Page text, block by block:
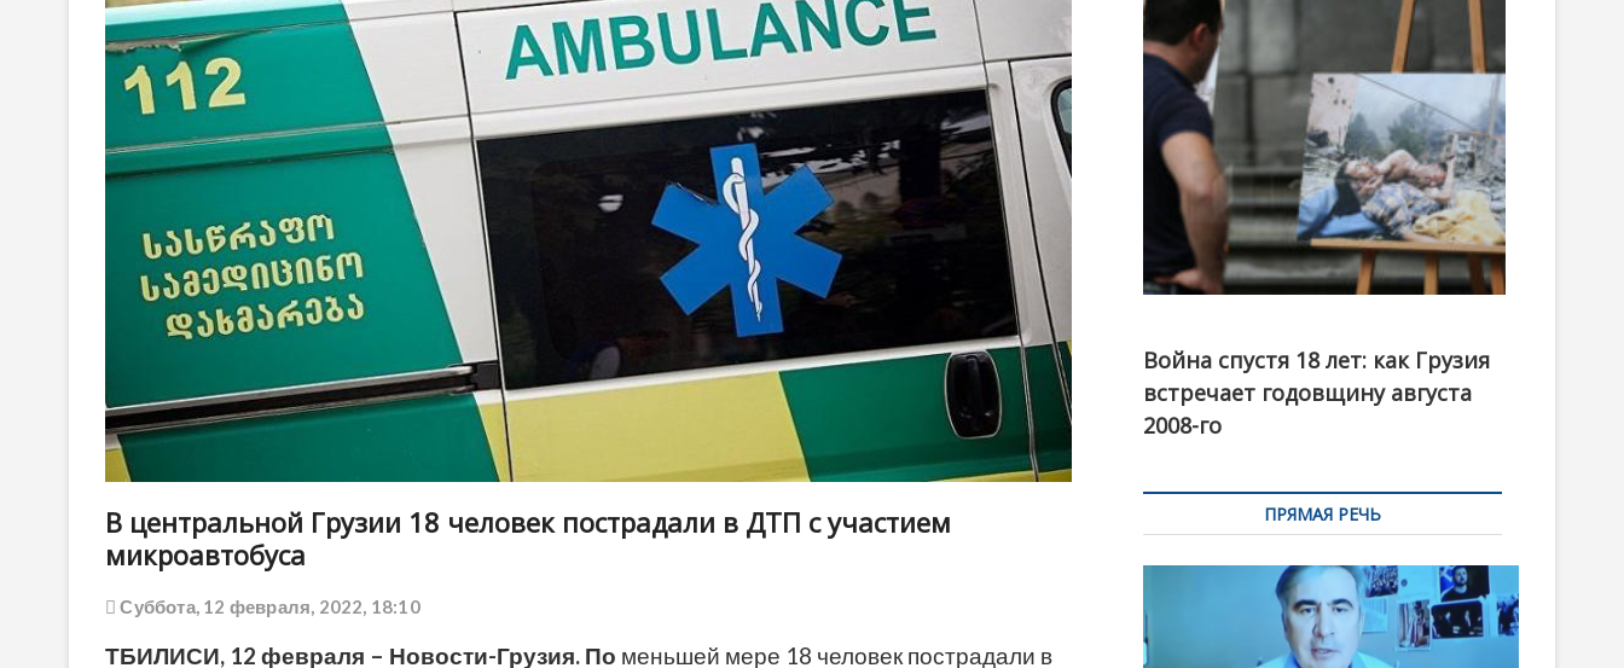
o
n
В центральной Грузии 18 человек пострадали в ДТП с участием
микроавтобуса
Суббота, 12 февраля, 2022, 18:10
ТБИЛИСИ, 12 февраля – Новости-Грузия. По меньшей мере 18 человек пострадали в
канал
Война спустя 18 лет: как Грузия
встречает годовщину августа
2008-го
ПРЯМАЯ РЕЧЬ